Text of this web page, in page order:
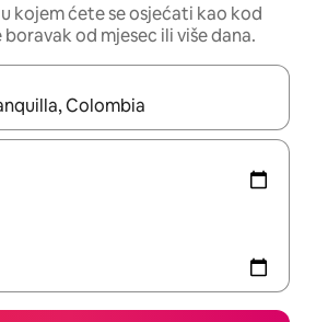
kojem ćete se osjećati kao kod
od mjesec ili više dana.
rezultati, moći ćete ih pregledati